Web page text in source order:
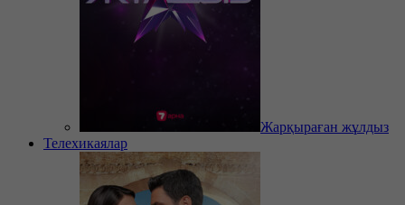
Жарқыраған жұлдыз
Телехикаялар